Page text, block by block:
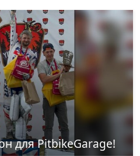
для PitbikeGarage!